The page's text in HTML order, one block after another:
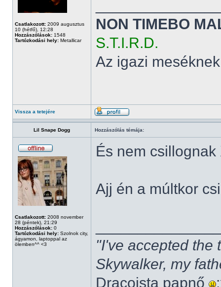
Csatlakozott: 2009 augusztus
10 (hétfő), 12:28
Hozzászólások: 1548
Tartózkodási hely: Metallicar
NON TIMEBO
S.T.I.R.D.
Az igazi
Vissza a tetejére
Lil Snape Dogg Hozzászólás témája:
Csatlakozott: 2008 november
28 (péntek), 21:29
Hozzászólások: 0
Tartózkodási hely: Szolnok city,
ágyamon, laptoppal az
ölemben^^ <3
És nem csillognak
Ajj én a múltkor
"I've accepted the
Skywalker, my
Dracoista papnő